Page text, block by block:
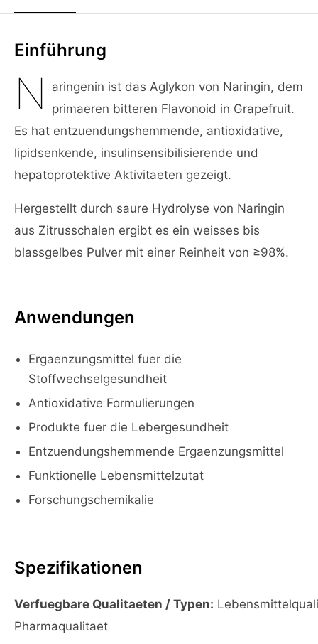
Einführung
N
aringenin ist das Aglykon von Naringin, dem
primaeren bitteren Flavonoid in Grapefruit.
Es hat entzuendungshemmende, antioxidative,
lipidsenkende, insulinsensibilisierende und
hepatoprotektive Aktivitaeten gezeigt.
Hergestellt durch saure Hydrolyse von Naringin
aus Zitrusschalen ergibt es ein weisses bis
blassgelbes Pulver mit einer Reinheit von ≥98%.
Anwendungen
Ergaenzungsmittel fuer die
Stoffwechselgesundheit
Antioxidative Formulierungen
Produkte fuer die Lebergesundheit
Entzuendungshemmende Ergaenzungsmittel
Funktionelle Lebensmittelzutat
Forschungschemikalie
Spezifikationen
Verfuegbare Qualitaeten / Typen:
Pharmaqualitaet